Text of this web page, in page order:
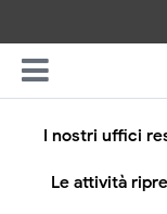
I nostri uffici
Le attività